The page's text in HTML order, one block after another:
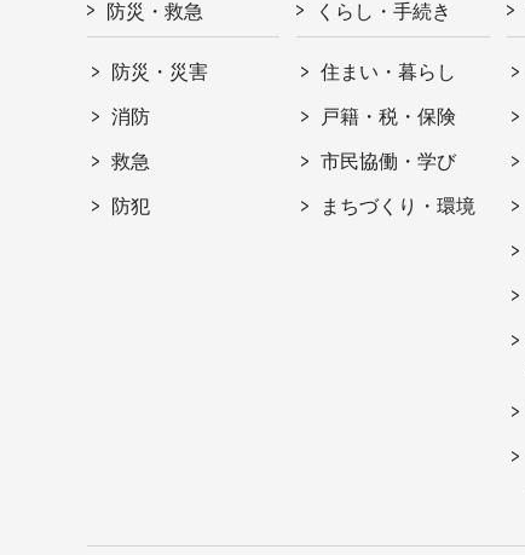
防災・救急
防災・災害
消防
救急
防犯
くらし・手続き
住まい・暮らし
戸籍・税・保険
市民協働・学び
まちづくり・環境